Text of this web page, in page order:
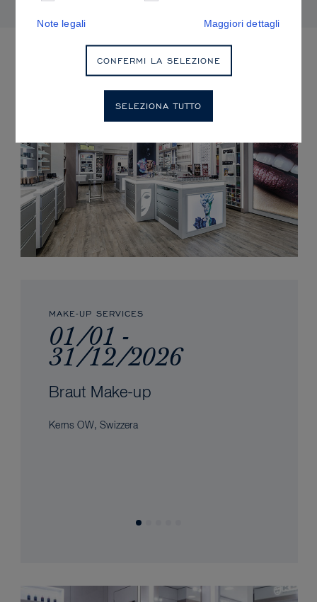
MAKE-UP SERVICES
01/01 -
31/12/2026
Braut Make-up
Kerns OW, Swizzera
Note legali Maggiori dettagli
CONFERMI LA SELEZIONE
SELEZIONA TUTTO